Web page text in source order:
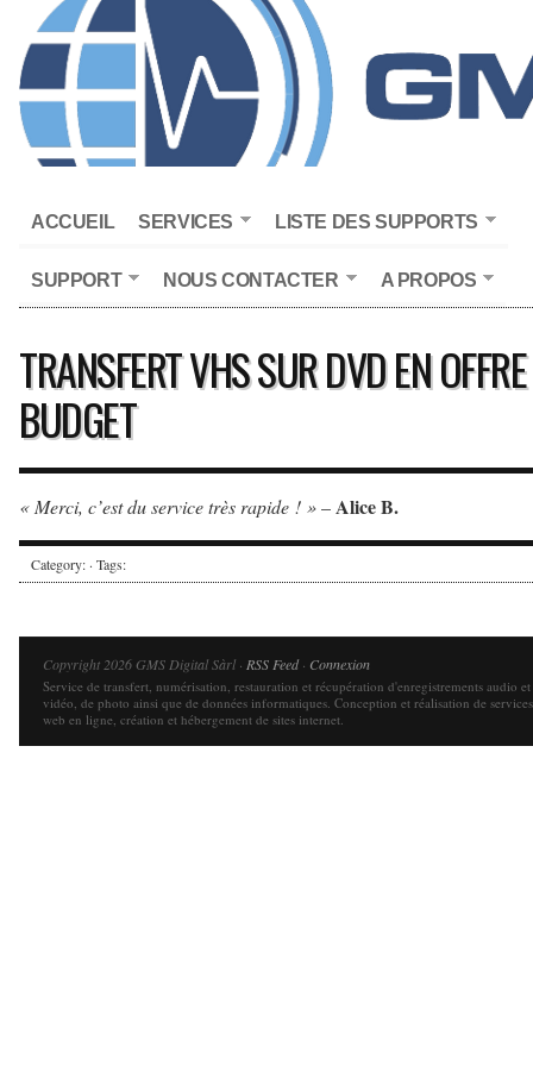
ACCUEIL SERVICES LISTE DES SUPPORTS
SUPPORT NOUS CONTACTER A PROPOS
TRANSFERT VHS SUR DVD EN OFFRE
BUDGET
« Merci, c’est du service très rapide ! »–Alice B.
Category: · Tags:
Copyright 2026 GMS Digital Sàrl · RSS Feed· Connexion
Service de transfert, numérisation, restauration et récupération d'enregistrements audio et
vidéo, de photo ainsi que de données informatiques. Conception et réalisation de services
web en ligne, création et hébergement de sites internet.